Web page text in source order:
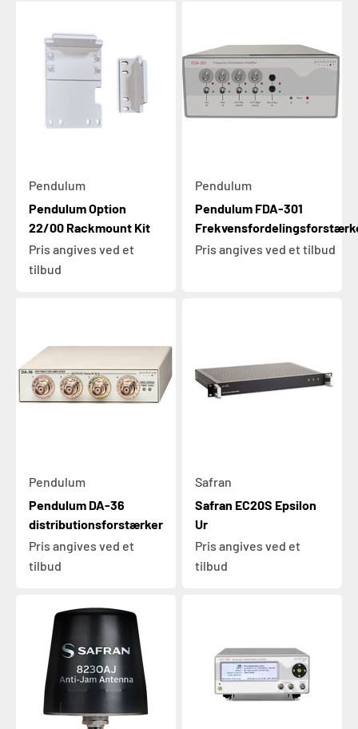
Pendulum
Pendulum Option
22/00 Rackmount Kit
Pris angives ved et
tilbud
Pendulum
Pendulum FDA-301
Pris angives ved et tilbud
Pendulum
Pendulum DA-36
distributionsforstærker
Pris angives ved et
tilbud
Safran
Safran EC20S Epsilon
Ur
Pris angives ved et
tilbud